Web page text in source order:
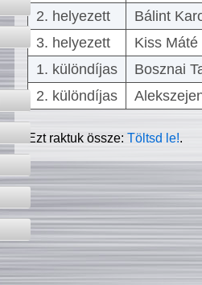
2. helyezett
Bálint
3. helyezett
Kiss
1. különdíjas
Bosznai
2. különdíjas
Ezt raktuk össze:Töltsd le!.